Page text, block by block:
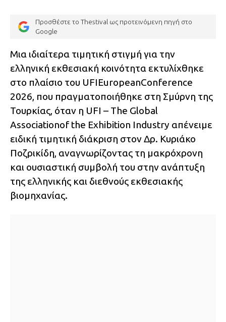
Προσθέστε το Thestival ως προτεινόμενη πηγή στο
Google
Μια ιδιαίτερα τιμητική στιγμή για την
ελληνική εκθεσιακή κοινότητα εκτυλίχθηκε
στο πλαίσιο του UFIEuropeanConference
2026, που πραγματοποιήθηκε στη Σμύρνη της
Τουρκίας, όταν η UFI – The Global
Associationof the Exhibition Industry απένειμε
ειδική τιμητική διάκριση στον Δρ. Κυριάκο
Ποζρικίδη, αναγνωρίζοντας τη μακρόχρονη
και ουσιαστική συμβολή του στην ανάπτυξη
της ελληνικής και διεθνούς εκθεσιακής
βιομηχανίας.